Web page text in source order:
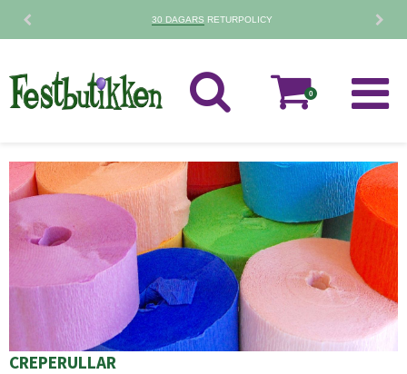
30 DAGARS RETURPOLICY
0
CREPERULLAR